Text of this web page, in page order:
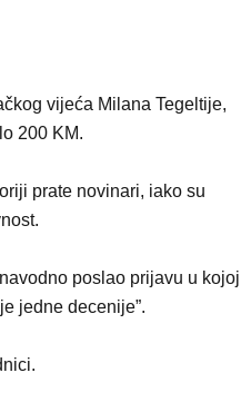
vijeća Milana Tegeltije,
200 KM.
prate novinari, iako su
poslao prijavu u kojoj
jedne decenije”.